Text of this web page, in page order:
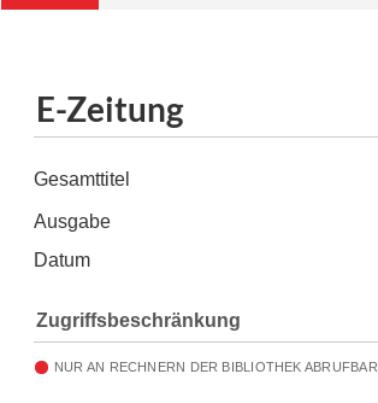
E-Zeitung
Gesamttitel
Ausgabe
Datum
Zugriffsbeschränkung
NUR AN RECHNERN DER BIBLIOTHEK ABRUFBAR